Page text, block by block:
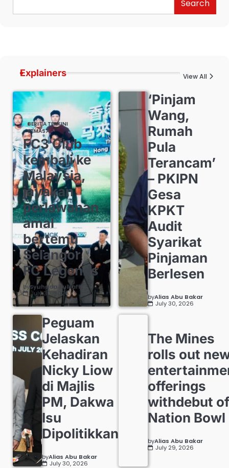
Search
Explainers View All
BERITA TERKINI
SEMASA
FC3 Club
kembali ke
Malaysia,
jayakan
perlawanan
amal
bertemu
Selangor
FC Legends
bySyuhada Zulkafli
July 30, 2026
‘Pinjam
Wang,
Rumah
Pula
Terancam’
– PKIPN
Gesa
KPKT
Audit
Syarikat
Pinjaman
Berlesen
byAlias Abu Bakar
July 30, 2026
Peguam
Jelaskan
Kehadiran
Nicky Liow
di Majlis
PM, Dakwa
Isu
Dipolitikkan
byAlias Abu Bakar
July 30, 2026
The Mines
rolls out
offerings
withdebut
Nation Bowl
byAlias Abu Bakar
July 29, 2026